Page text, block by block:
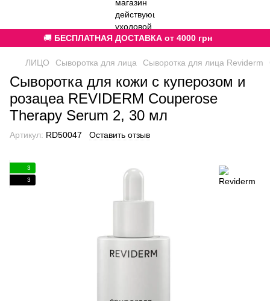
🚚 БЕСПЛАТНАЯ ДОСТАВКА от 4000 грн
ЛИЦО Сыворотка для лица Сыворотка для лица Reviderm
Сыворотка для кожи с куперозом и
розацеа REVIDERM Couperose
Therapy Serum 2, 30 мл
Артикул: RD50047 Оставить отзыв
3
3